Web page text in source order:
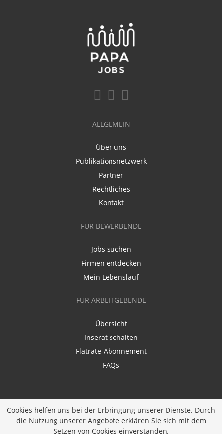
ALLGEMEIN
Über uns
Publikationsnetzwerk
Partner
Rechtliches
Kontakt
FÜR BEWERBENDE
Jobs suchen
Firmen entdecken
Mein Lebenslauf
FÜR ARBEITGEBENDE
Übersicht
Inserat schalten
Flatrate-Abonnement
FAQs
Ein Unternehmen derDiversity Job Group GmbH
Cookies helfen uns bei der Erbringung unserer Dienste. Durch
die Nutzung unserer Angebote erklären Sie sich mit dem
Setzen von Cookies einverstanden.